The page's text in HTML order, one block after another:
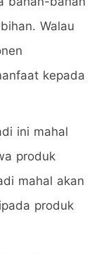
Walau
kepada
ini mahal
produk
mahal akan
produk